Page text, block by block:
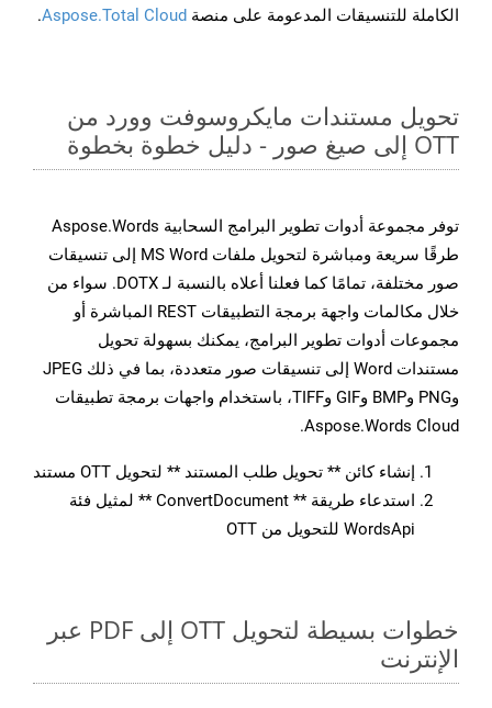
الكاملة للتنسيقات المدعومة على منصة Aspose.Total Cloud
.
تحويل مستندات مايكروسوفت وورد من
OTT إلى صيغ صور - دليل خطوة بخطوة
توفر مجموعة أدوات تطوير البرامج السحابية Aspose.Words
طرقًا سريعة ومباشرة لتحويل ملفات MS Word إلى تنسيقات
صور مختلفة، تمامًا كما فعلنا أعلاه بالنسبة لـ DOTX. سواء من
خلال مكالمات واجهة برمجة التطبيقات REST المباشرة أو
مجموعات أدوات تطوير البرامج، يمكنك بسهولة تحويل
مستندات Word إلى تنسيقات صور متعددة، بما في ذلك JPEG
وPNG وBMP وGIF وTIFF، باستخدام واجهات برمجة تطبيقات
Aspose.Words Cloud.
إنشاء كائن ** تحويل طلب المستند ** لتحويل OTT مستند
استدعاء طريقة ** ConvertDocument ** لمثيل فئة
WordsApi للتحويل من OTT
خطوات بسيطة لتحويل OTT إلى PDF عبر
الإنترنت